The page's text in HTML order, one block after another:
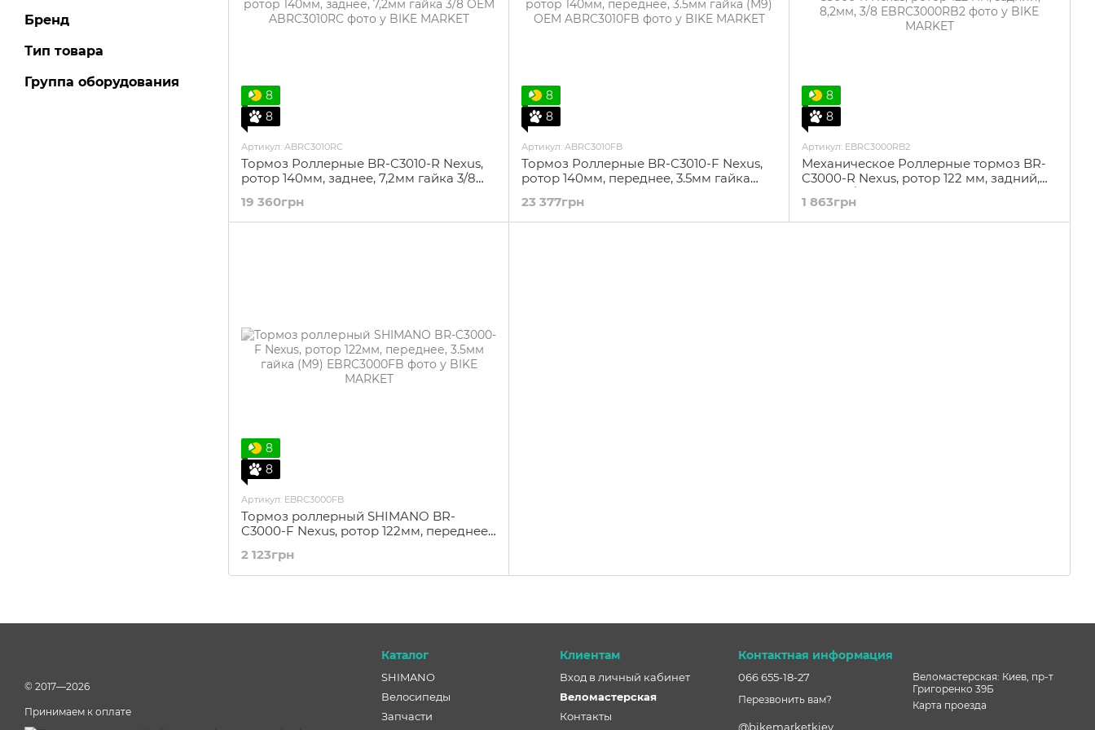
8
8
Артикул: ABRC3010RC
Тормоз Роллерные BR-C3010-R Nexus,
ротор 140мм, заднее, 7,2мм гайка 3/8
19 360грн
8
8
Артикул: ABRC3010FB
Тормоз Роллерные BR-C3010-F Nexus,
ротор 140мм, переднее, 3.5мм гайка
23 377грн
8
8
Артикул: EBRC3000RB2
Механическое Роллерные тормоз BR-
C3000-R Nexus, ротор 122 мм, задний,
8,2мм, 3/8
1 863грн
8
8
Артикул: EBRC3000FB
Тормоз роллерный SHIMANO BR-
C3000-F Nexus, ротор 122мм, переднее,
2 123грн
Бренд
Тип товара
Группа оборудования
© 2017—2026
Принимаем к оплате
Каталог
SHIMANO
Велосипеды
Запчасти
Клиентам
Вход в личный кабинет
Веломастерская
Контакты
Контактная информация
066 655-18-27
Перезвонить вам?
@bikemarketkiev
Веломастерская: Киев, пр-т
Григоренко 39Б
Карта проезда